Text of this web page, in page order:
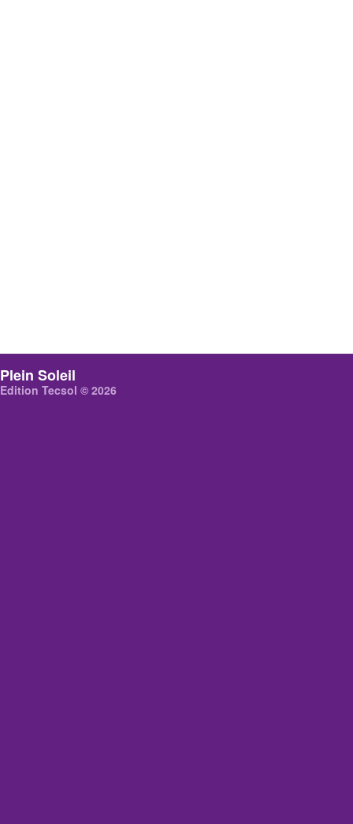
Plein Soleil
Edition Tecsol © 2026